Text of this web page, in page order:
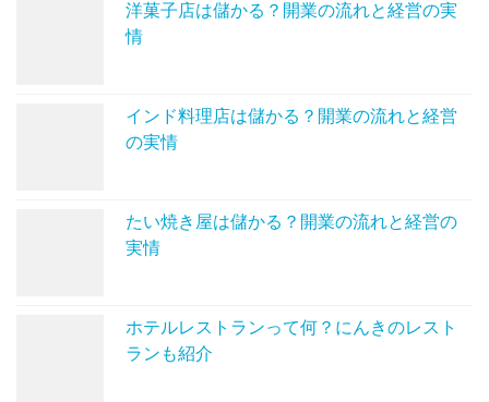
洋菓子店は儲かる？開業の流れと経営の実
情
インド料理店は儲かる？開業の流れと経営
の実情
たい焼き屋は儲かる？開業の流れと経営の
実情
ホテルレストランって何？にんきのレスト
ランも紹介